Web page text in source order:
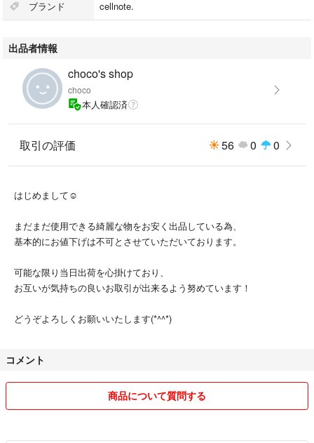
ブランド cellnote.
出品者情報
choco's shop
choco
本人確認済
取引の評価 56 0 0
はじめまして☺︎
まだまだ使用できる綺麗な物をお安く出品している為、
基本的にお値下げは不可とさせていただいております。
可能な限り当日出荷を心掛けており、
お互いが気持ちの良いお取引が出来るよう努めています！
どうぞよろしくお願いいたします(*^^*)
コメント
商品について質問する